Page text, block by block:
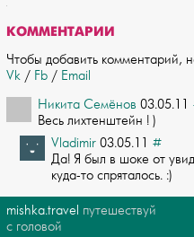
КОММЕНТАРИИ
Чтобы добавить комментарий,
Vk / Fb / Email
Никита Семёнов 03.05.11
Весь лихтенштейн ! )
Vladimir 03.05.11 #
Да! Я был в шоке от
куда-то спряталось. :)
mishka.travel путешествуй
с головой